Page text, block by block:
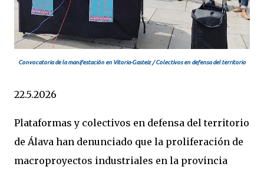
Convocatoria de la manifestación en Vitoria-Gasteiz / Colectivos en defensa del territorio
22.5.2026
Plataformas y colectivos en defensa del territorio
de Álava han denunciado que la proliferación de
macroproyectos industriales en la provincia